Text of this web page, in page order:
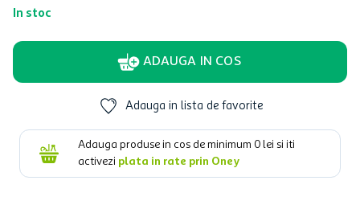
In stoc
ADAUGA IN COS
Adauga in lista de favorite
Adauga produse in cos de minimum 0 lei si iti
activezi plata in rate prin Oney